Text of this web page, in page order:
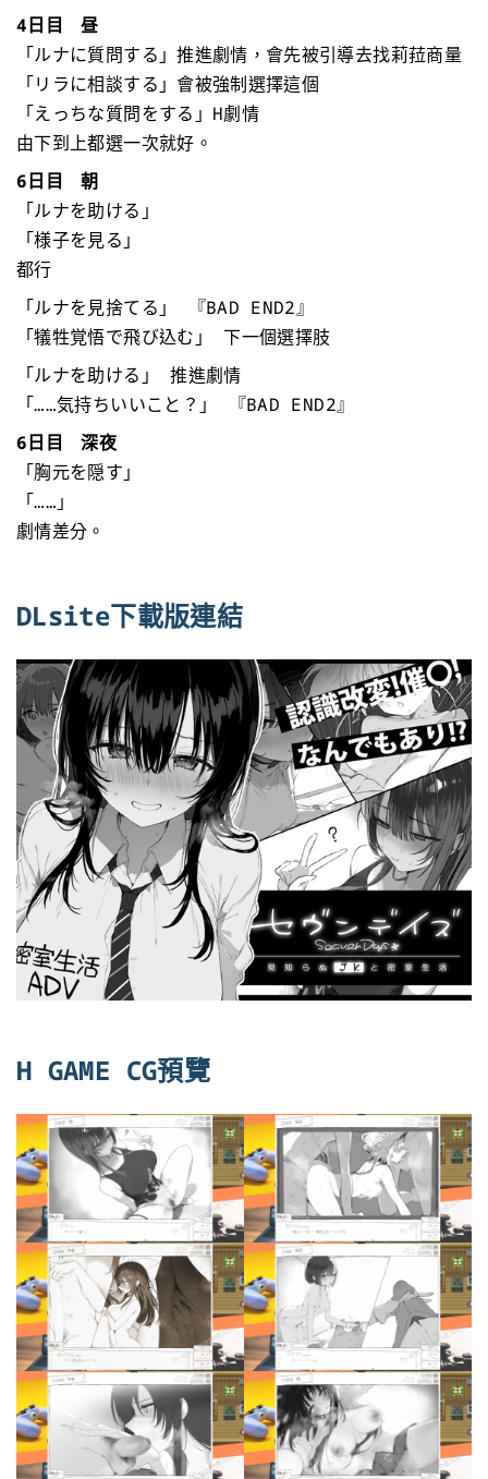
4日目 昼
「ルナに質問する」推進劇情，會先被引導去找莉菈商量
「リラに相談する」會被強制選擇這個
「えっちな質問をする」H劇情
由下到上都選一次就好。
6日目 朝
「ルナを助ける」
「様子を見る」
都行
「ルナを見捨てる」 『BAD END2』
「犠牲覚悟で飛び込む」 下一個選擇肢
「ルナを助ける」 推進劇情
「……気持ちいいこと？」 『BAD END2』
6日目 深夜
「胸元を隠す」
「……」
劇情差分。
DLsite下載版連結
H GAME CG預覽